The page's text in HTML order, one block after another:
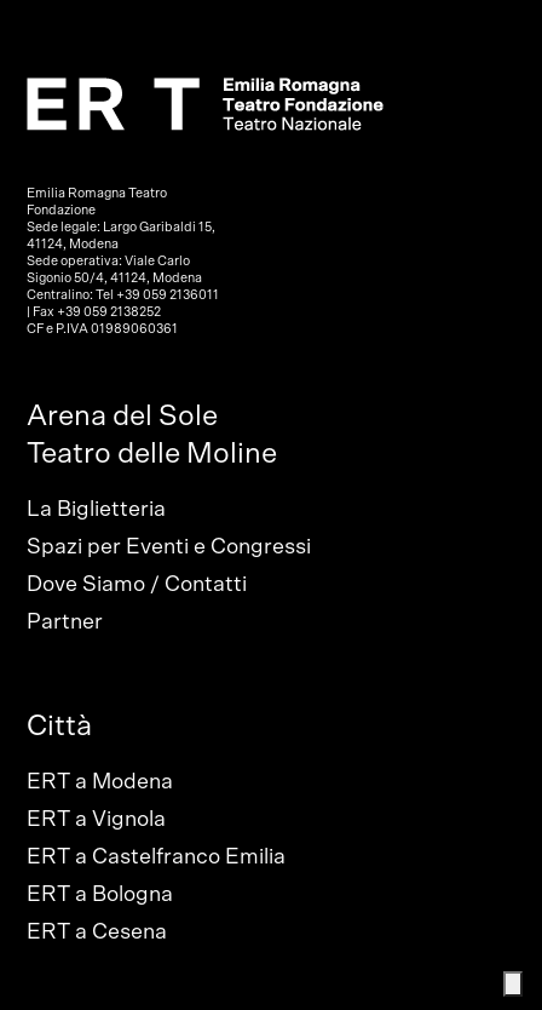
Emilia Romagna Teatro
Fondazione
Sede legale: Largo Garibaldi 15,
41124, Modena
Sede operativa: Viale Carlo
Sigonio 50/4, 41124, Modena
Centralino: Tel +39 059 2136011
| Fax +39 059 2138252
CF e P.IVA 01989060361
Arena del Sole
Teatro delle Moline
La Biglietteria
Spazi per Eventi e Congressi
Dove Siamo / Contatti
Partner
Città
ERT a Modena
ERT a Vignola
ERT a Castelfranco Emilia
ERT a Bologna
ERT a Cesena